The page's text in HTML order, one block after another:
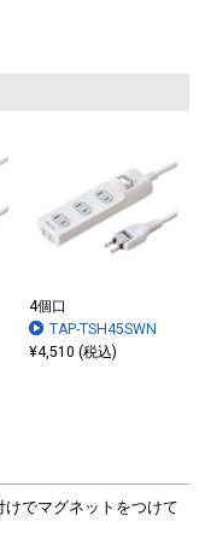
4個口
TAP-TSH45SWN
¥4,510 (税込)
でマグネットをつけて